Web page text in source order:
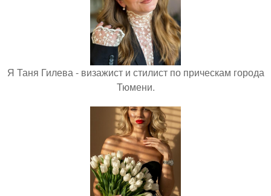
Я Таня Гилева - визажист и стилист по прическам города
Тюмени.